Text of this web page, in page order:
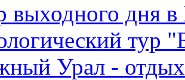
выходного дня в
тур
Урал - отдых